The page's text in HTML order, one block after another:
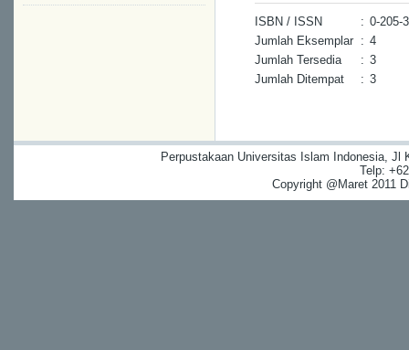
ISBN / ISSN : 0-205-
Jumlah Eksemplar : 4
Jumlah Tersedia
: 3
Jumlah Ditempat
: 3
Perpustakaan Universitas Islam Indonesia, Jl
Telp:
Copyright @Maret 2011